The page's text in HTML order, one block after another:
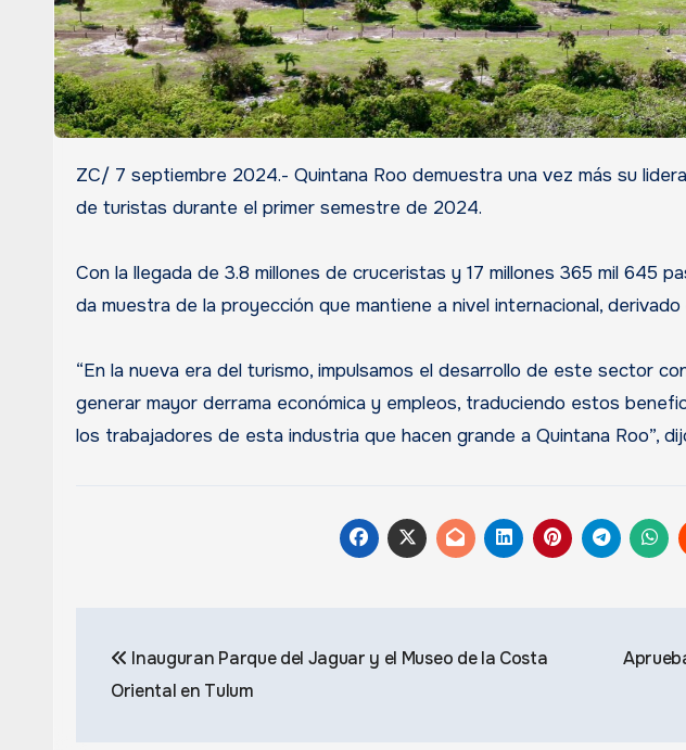
ZC/ 7 septiembre 2024.- Quintana Roo demuestra una vez más su liderazgo turístico al recibir más de 10 millo es
de turistas durante el primer semestre de 2024.
Con la llegada de 3.8 millones de cruceristas y 17 millones 365 mil 645
da muestra de la proyección que mantiene a nivel internacional,
“En la nueva era del turismo, impulsamos el desarrollo de este sector
generar mayor derrama económica y empleos, traduciendo estos
los trabajadores de esta industria que hacen grande a Quintana Roo”,
de
Inauguran Parque del Jaguar y el Museo de la Costa
Oriental en Tulum